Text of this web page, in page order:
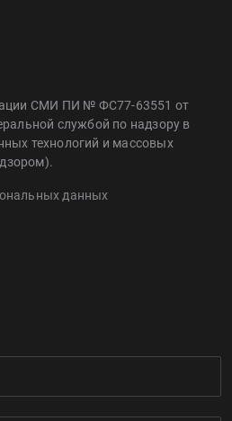
СМИ ПИ № ФС77-63551 от
службой по надзору в
технологий и массовых
данных